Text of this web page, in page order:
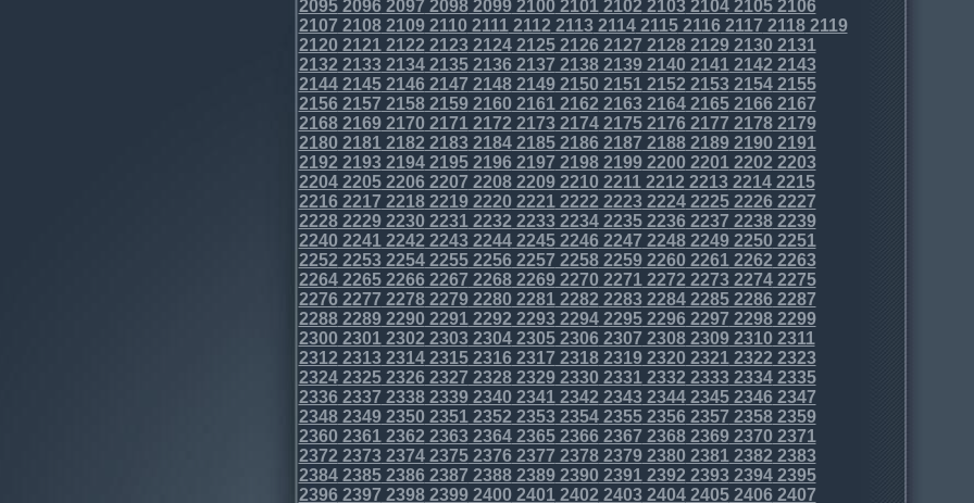
209520962097 20982099210021012102 2103210421052106
2107 21082109211021112112 21132114211521162117 21182119
212021212122 21232124212521262127 2128212921302131
2132 21332134213521362137 21382139214021412142 2143
2144214521462147 21482149215021512152 215321542155
21562157 21582159216021612162 21632164216521662167
21682169217021712172 21732174217521762177 21782179
218021812182 21832184218521862187 2188218921902191
2192 21932194219521962197 21982199220022012202 2203
2204220522062207 22082209221022112212 221322142215
22162217 22182219222022212222 22232224222522262227
22282229223022312232 22332234223522362237 22382239
224022412242 22432244224522462247 2248224922502251
2252 22532254225522562257 22582259226022612262 2263
2264226522662267 22682269227022712272 227322742275
22762277 22782279228022812282 22832284228522862287
22882289229022912292 22932294229522962297 22982299
230023012302 23032304230523062307 2308230923102311
2312 23132314231523162317 23182319232023212322 2323
2324232523262327 23282329233023312332 233323342335
23362337 23382339234023412342 23432344234523462347
23482349235023512352 23532354235523562357 23582359
236023612362 23632364236523662367 2368236923702371
2372 23732374237523762377 23782379238023812382 2383
2384238523862387 23882389239023912392 239323942395
23962397 23982399240024012402 24032404240524062407